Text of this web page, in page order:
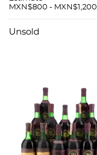
Piezas: 10. En
ml.
MXN$800 - MXN$1,200
Unsold